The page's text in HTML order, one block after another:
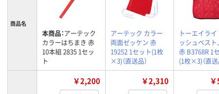
商品名
本商品：アーテック
カラーはちまき 赤
10本組 2835 1セッ
ト
アーテック カラー
両面ゼッケン 赤
19252 1セット(1枚
×3)（直送品）
トーエイラ
ッシュベス
赤 B3768R 1
(1枚×3)（直送
￥2,200 ￥2,310